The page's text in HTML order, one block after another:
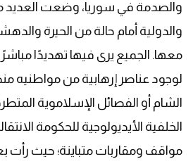
والصدمة في سوريا، وضعت العديد
والدولية أمام حالة من الحيرة
معها. الجميع يرى فيها تهديدًا
لوجود عناصر إرهابية من مواطنيه
الشام أو الفصائل الإسلاموية
الخلفية الأيديولوجية للحكومة
مواقف ومقاربات متباينة؛ حيث